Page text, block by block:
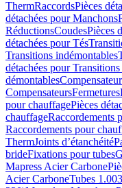
ThermRaccordsPièces
détachées pour Manchons
RéductionsCoudesPièces
détachées pour Tés
Transitions indémontables
détachées pour
démontables
CompensateursFermetures
pour chauffagePièces
chauffageRaccordements
Raccordements pour
ThermJoints d’étanchéité
brideFixations pour tubes
Mapress Acier Carbone
Acier CarboneTubes